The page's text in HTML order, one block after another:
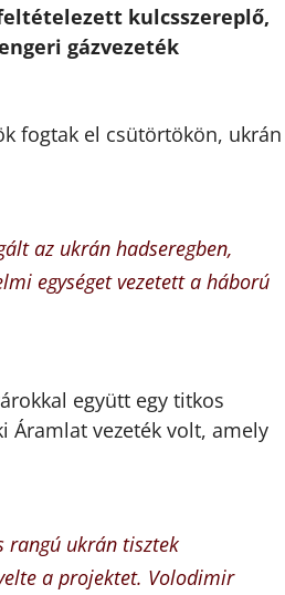
kulcsszereplő,
gázvezeték
fogtak el csütörtökön, ukrán
az ukrán hadseregben,
egységet vezetett a háború
együtt egy titkos
Áramlat vezeték volt, amely
rangú ukrán tisztek
a projektet. Volodimir